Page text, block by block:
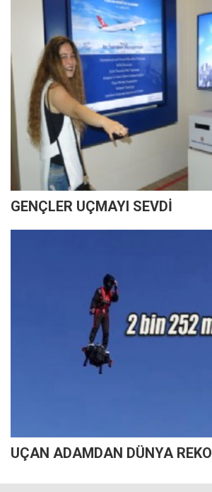
GENÇLER UÇMAYI SEVDİ
UÇAN ADAMDAN DÜNYA